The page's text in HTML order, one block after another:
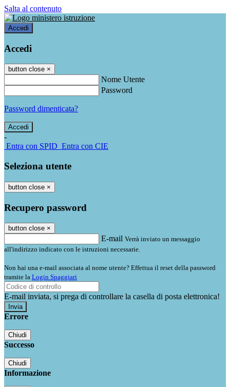
Salta al contenuto
Accedi
Accedi
button close ×
Nome Utente
Password
Password dimenticata?
-
Entra con SPID Entra con CIE
Seleziona utente
button close ×
Recupero password
button close ×
E-mail Verrà inviato un messaggio
all'indirizzo indicato con le istruzioni necessarie.
Non hai una e-mail associata al nome utente? Effettua il reset della password
tramite la Login Spaggiari
E-mail inviata, si prega di controllare la casella di posta elettronica!
Errore
Chiudi
Successo
Chiudi
Informazione